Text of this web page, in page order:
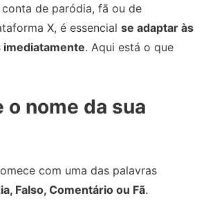
de paródia, fã ou de
X, é essencial se adaptar às
imediatamente. Aqui está o que
o nome da sua
com uma das palavras
Falso, Comentário ou Fã.